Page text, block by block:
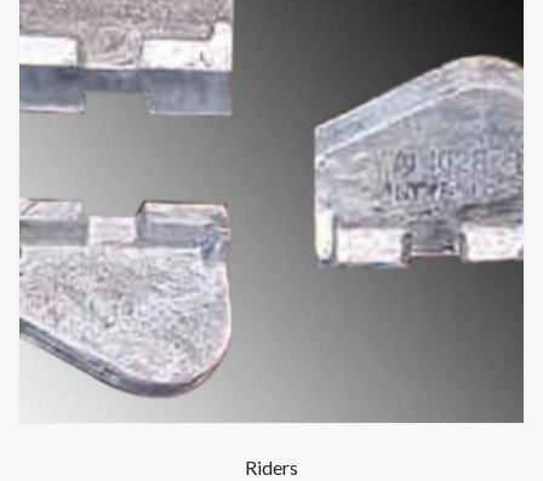
Riders